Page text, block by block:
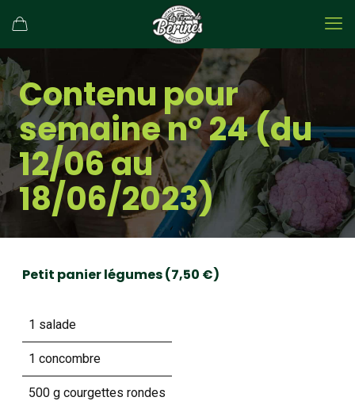
Contenu pour
semaine n° 24 (du
12/06 au
18/06/2023)
Petit panier légumes (7,50 €)
1 salade
1 concombre
500 g courgettes rondes